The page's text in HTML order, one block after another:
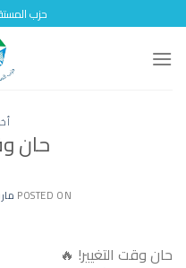
to
content
حزب
حان
POSTED ON مارس
حان وقت التغيير! 🔥